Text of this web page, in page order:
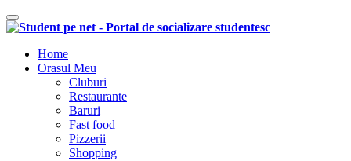
Comutare navigare
Home
Orasul Meu
Cluburi
Restaurante
Baruri
Fast food
Pizzerii
Shopping